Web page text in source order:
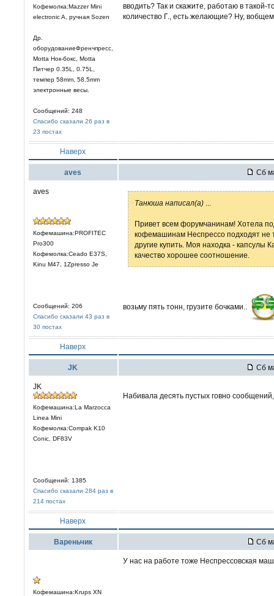
Кофемолка:Mazzer Mini
electronic A, ручная Sozen
Др.
оборудованиеФренчпресс,
Motta Нок-бокс, Motta
Питчер 0.35L, 0.75L,
темпер 58mm, 58.5mm
электронные весы.
Сообщений: 248
Спасибо сказали 26 раз в
23 постах
вводить? Так и скажите, работаю в
количество Г., есть желающие? Ну,
Наверх
aves Сб
aves
Кофемашина:PROFITEC
Pro300
Кофемолка:Ceado E37S,
Kinu M47, 1Zpresso Je
Сообщений: 206
Спасибо сказали 43 раз в
30 постах
Танюша написал(а)
Привет всем форумчанинам! Хотела
кофемашинам Неспрессо подходят не
другие купить. Моя находка - капсулы
качество хорошее соотношение.
возьму пять тонн, грузите бочками..
Наверх
JK Сб
JK
Кофемашина:La Marzocca
Linea Mini
Кофемолка:Compak K10
Conic, DF83V
Сообщений: 1385
Спасибо сказали 284 раз в
214 постах
Набивала десять пустых говно
Наверх
Вареньчик Сб
Кофемашина:Krups XN
У нас на работе тоже Неспрессовская